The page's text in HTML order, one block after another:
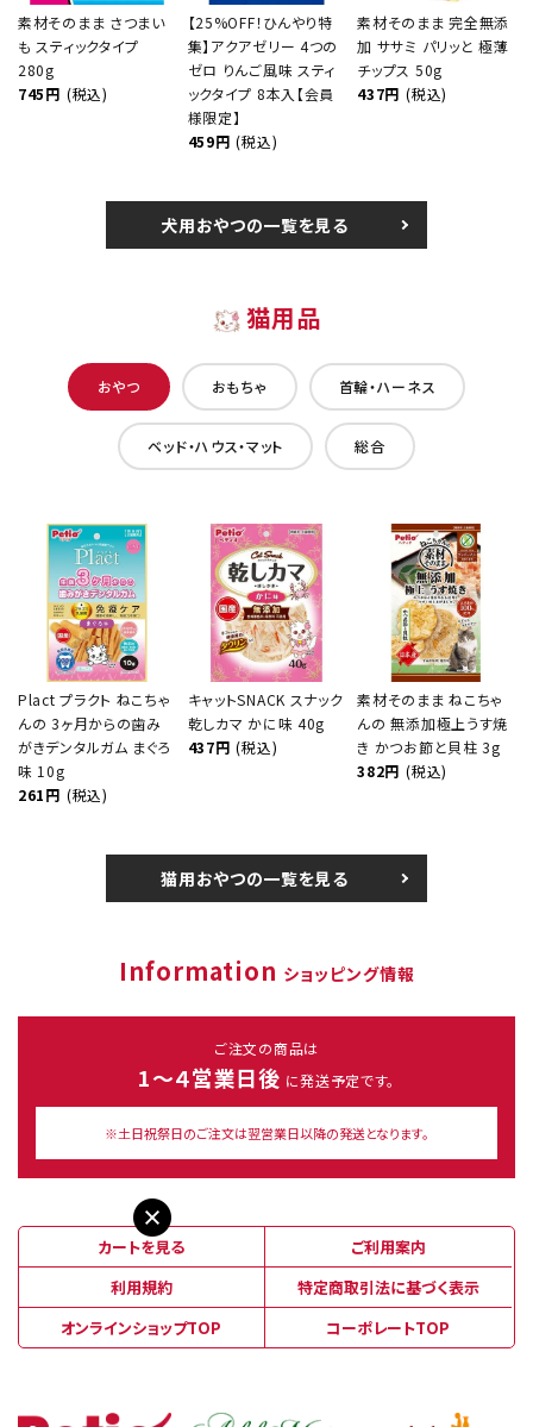
素材そのまま さつまい
も スティックタイプ
280g
745円 (税込)
【25%OFF！ひんやり特
集】アクアゼリー 4つの
ゼロ りんご風味 スティ
ックタイプ 8本入【会員
様限定】
459円 (税込)
素材そのまま 完全無添
加 ササミ パリッと 極薄
チップス 50g
437円 (税込)
犬用おやつの一覧を見る
猫用品
おやつ おもちゃ 首輪・ハーネス
ベッド・ハウス・マット 総合
Plact プラクト ねこちゃ
んの 3ヶ月からの歯み
がきデンタルガム まぐろ
味 10g
261円 (税込)
キャットSNACK スナック
乾しカマ かに味 40g
437円 (税込)
素材そのまま ねこちゃ
んの 無添加極上うす焼
き かつお節と貝柱 3g
382円 (税込)
猫用おやつの一覧を見る
Information ショッピング情報
ご注文の商品は
1～４営業日後 に発送予定です。
※土日祝祭日のご注文は翌営業日以降の発送となります。
カートを見る
ご利用案内
利用規約
特定商取引法に基づく表示
オンラインショップTOP
コーポレートTOP